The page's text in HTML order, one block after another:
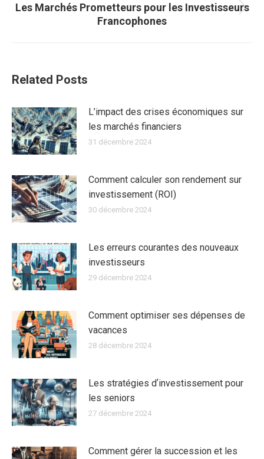
Article
suivant
Les Marchés Prometteurs pour les Investisseurs
Francophones
Related Posts
L’impact des crises économiques sur
les marchés financiers
31 décembre 2024
Comment calculer son rendement sur
investissement (ROI)
30 décembre 2024
Les erreurs courantes des nouveaux
investisseurs
29 décembre 2024
Comment optimiser ses dépenses de
vacances
28 décembre 2024
Les stratégies dʼinvestissement pour
les seniors
27 décembre 2024
Comment gérer la succession et les